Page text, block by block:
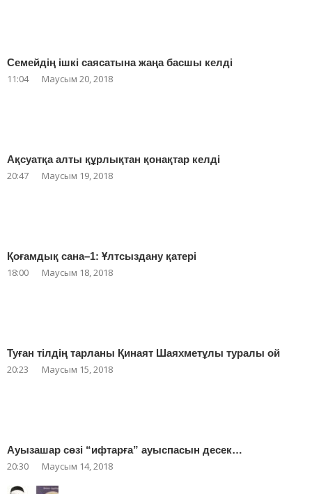
Семейдің ішкі саясатына жаңа басшы келді
11:04 Маусым 20, 2018
Ақсуатқа алты құрлықтан қонақтар келді
20:47 Маусым 19, 2018
Қоғамдық сана–1: Ұлтсыздану қатері
18:00 Маусым 18, 2018
Туған тілдің тарланы Қинаят Шаяхметұлы туралы ой
20:23 Маусым 15, 2018
Ауызашар сөзі “ифтарға” ауыспасын десек…
20:30 Маусым 14, 2018